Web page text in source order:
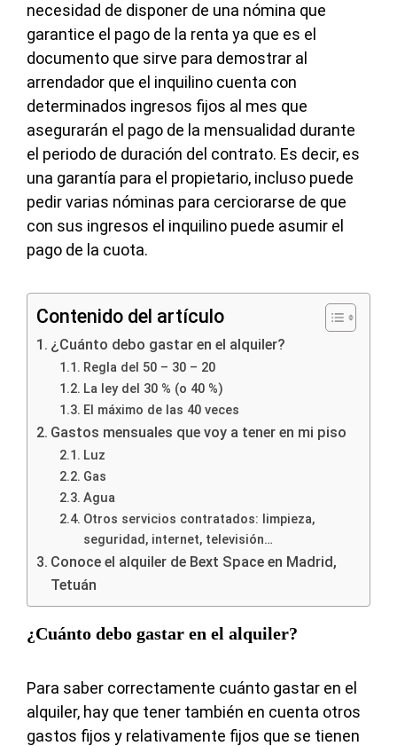
necesidad de disponer de una nómina que
garantice el pago de la renta ya que es el
documento que sirve para demostrar al
arrendador que el inquilino cuenta con
determinados ingresos fijos al mes que
asegurarán el pago de la mensualidad durante
el periodo de duración del contrato. Es decir, es
una garantía para el propietario, incluso puede
pedir varias nóminas para cerciorarse de que
con sus ingresos el inquilino puede asumir el
pago de la cuota.
Contenido del artículo
¿Cuánto debo gastar en el alquiler?
Regla del 50 – 30 – 20
La ley del 30 % (o 40 %)
El máximo de las 40 veces
Gastos mensuales que voy a tener en mi piso
Luz
Gas
Agua
Otros servicios contratados: limpieza,
seguridad, internet, televisión…
Conoce el alquiler de Bext Space en Madrid,
Tetuán
¿Cuánto debo gastar en el alquiler?
Para saber correctamente cuánto gastar en el
alquiler, hay que tener también en cuenta otros
gastos fijos y relativamente fijos que se tienen